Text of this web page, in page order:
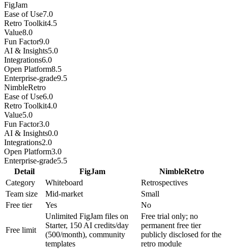
FigJam
Ease of Use7.0
Retro Toolkit4.5
Value8.0
Fun Factor9.0
AI & Insights5.0
Integrations6.0
Open Platform8.5
Enterprise-grade9.5
NimbleRetro
Ease of Use6.0
Retro Toolkit4.0
Value5.0
Fun Factor3.0
AI & Insights0.0
Integrations2.0
Open Platform3.0
Enterprise-grade5.5
Detail
FigJam
NimbleRetro
Category
Whiteboard
Retrospectives
Team size
Mid-market
Small
Free tier
Yes No
Free limit
Unlimited FigJam files on
Starter, 150 AI credits/day
(500/month), community
templates
Free trial only; no
permanent free tier
publicly disclosed for the
retro module